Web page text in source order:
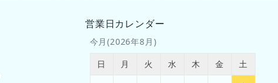
営業日カレンダー
今月(2026年8月)
日
月 火 水 木 金
土